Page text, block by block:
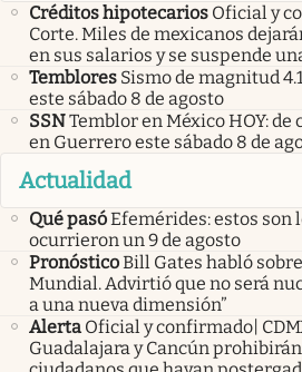
Créditos hipotecarios Oficial y
Corte. Miles de mexicanos
en sus salarios y se suspende
Temblores Sismo de magnitud
este sábado 8 de agosto
SSNTemblor en México HOY:
en Guerrero este sábado 8 de
Actualidad
Qué pasóEfemérides: estos son
ocurrieron un 9 de agosto
PronósticoBill Gates habló
Mundial. Advirtió que no será
a una nueva dimensión”
Alerta Oficial y confirmado|
Guadalajara y Cancún